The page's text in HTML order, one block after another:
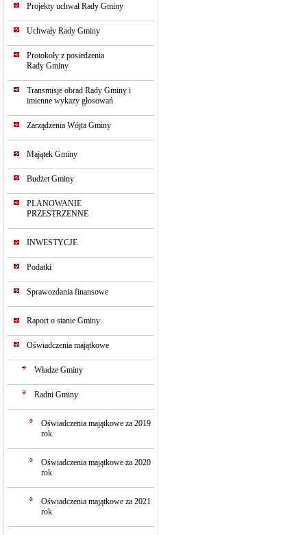
Projekty uchwał Rady Gminy
Uchwały Rady Gminy
Protokoły z posiedzenia
Rady Gminy
Transmisje obrad Rady Gminy i
imienne wykazy głosowań
Zarządzenia Wójta Gminy
Majątek Gminy
Budżet Gminy
PLANOWANIE
PRZESTRZENNE
INWESTYCJE
Podatki
Sprawozdania finansowe
Raport o stanie Gminy
Oświadczenia majątkowe
Władze Gminy
Radni Gminy
Oświadczenia majątkowe za 2019
rok
Oświadczenia majątkowe za 2020
rok
Oświadczenia majątkowe za 2021
rok